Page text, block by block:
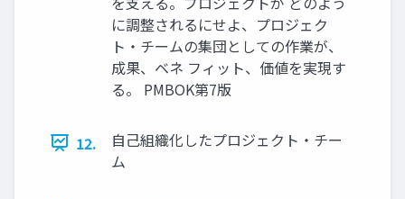
に調整されるにせよ、プロジェク
ト・チームの集団としての作業が、
成果、ベネ フィット、価値を実現す
る。 PMBOK第7版
12.
自己組織化したプロジェクト・チー
ム